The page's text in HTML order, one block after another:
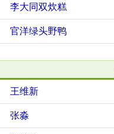
李大同双炊糕
官洋绿头野鸭
王维新
张淼